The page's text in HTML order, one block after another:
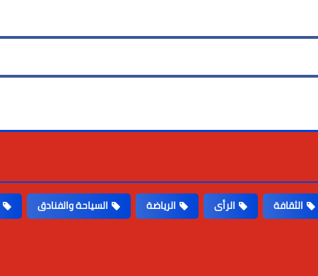
الثقافة الرأى الرياضة السياحة والفنادق